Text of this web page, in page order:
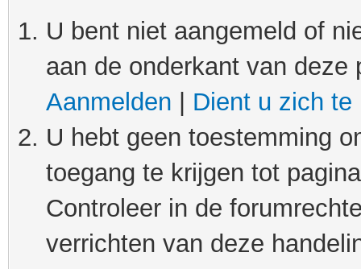
U bent niet aangemeld of
aan de onderkant van
Aanmelden
Dient u zich te
U hebt geen toestemming
toegang te krijgen tot
Controleer in de
verrichten van deze